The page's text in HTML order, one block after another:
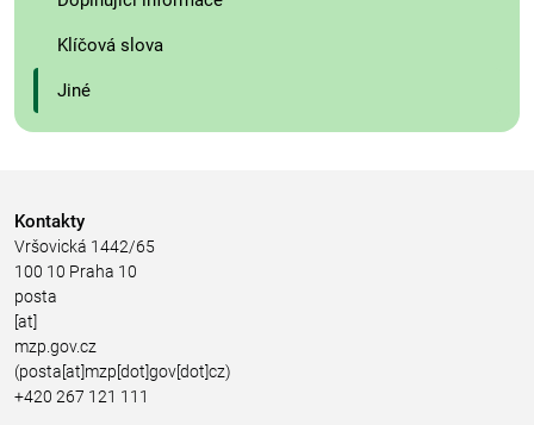
Klíčová slova
Jiné
Kontakty
Vršovická 1442/65
100 10 Praha 10
posta
[at]
mzp.gov.cz
(posta[at]mzp[dot]gov[dot]cz)
+420 267 121 111